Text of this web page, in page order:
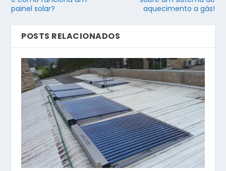
painel solar?
aquecimento a gás!
POSTS RELACIONADOS